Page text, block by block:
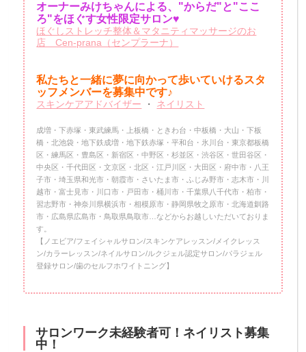
オーナーみけちゃんによる、"からだ"と"ここ
ろ"をほぐす女性限定サロン♥
ほぐしストレッチ整体＆マタニティマッサージのお
店 Cen-prana（センプラーナ）
私たちと一緒に夢に向かって歩いていけるスタ
ッフメンバーを募集中です♪
スキンケアアドバイザー ・ ネイリスト
成増・下赤塚・東武練馬・上板橋・ときわ台・中板橋・大山・下板
橋・北池袋・地下鉄成増・地下鉄赤塚・平和台・氷川台・東京都板橋
区・練馬区・豊島区・新宿区・中野区・杉並区・渋谷区・世田谷区・
中央区・千代田区・文京区・北区・江戸川区・大田区・府中市・八王
子市・埼玉県和光市・朝霞市・さいたま市・ふじみ野市・志木市・川
越市・富士見市・川口市・戸田市・桶川市・千葉県八千代市・柏市・
習志野市・神奈川県横浜市・相模原市・静岡県牧之原市・北海道釧路
市・広島県広島市・鳥取県鳥取市…などからお越しいただいておりま
す。
【ノエビア/フェイシャルサロン/スキンケアレッスン/メイクレッス
ン/カラーレッスン/ネイルサロン/ルクジェル認定サロン/パラジェル
登録サロン/歯のセルフホワイトニング】
サロンワーク未経験者可！ネイリスト募集
中！